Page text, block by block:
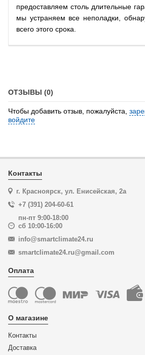
предоставляем столь длительные
мы устраняем все неполадки,
всего этого срока.
ОТЗЫВЫ (0)
Чтобы добавить отзыв, пожалуйста,
войдите
Контакты
г. Красноярск, ул. Енисейская, 2а
+7 (391) 204-60-61
пн-пт 9:00-18:00
сб 10:00-16:00
info@smartclimate24.ru
smartclimate24.ru@gmail.com
Оплата
О магазине
Контакты
Доставка